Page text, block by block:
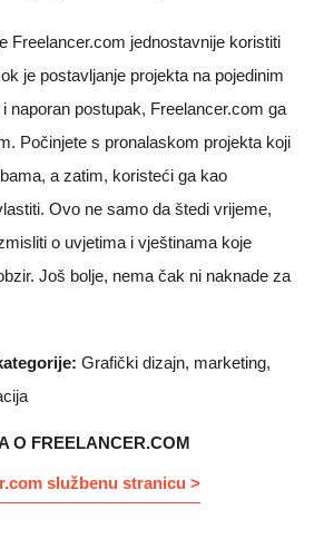
Freelancer.com jednostavnije koristiti
je postavljanje projekta na pojedinim
naporan postupak, Freelancer.com ga
Počinjete s pronalaskom projekta koji
a zatim, koristeći ga kao
Ovo ne samo da štedi vrijeme,
o uvjetima i vještinama koje
Još bolje, nema čak ni naknade za
Grafički dizajn, marketing,
O FREELANCER.COM
službenu stranicu >